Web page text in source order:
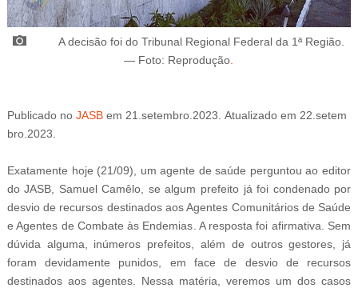
A decisão foi doTribunal Regional Federal da 1ª Região
— Foto: Reprodução
Publicado no JASB em 21 .setembro.2023. Atualizado em 22 .setem
bro.2023.
Exatamente hoje (21/09), um agente de saúde perguntou ao editor
do JASB, Samuel Camêlo, se algum prefeito já foi condenado por
desvio de recursos destinados aos Agentes Comunitários de Saúde
e Agentes de Combate às Endemias . A resposta foi afirmativa. Sem
dúvida alguma, inúmeros prefeitos, além de outros gestores, já
foram devidamente punidos, em face de desvio de recursos
destinados aos agentes. Nessa matéria, veremos um dos casos